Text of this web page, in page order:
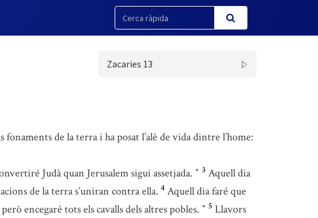
Zacaries 13
de la terra i ha posat l’alè de vida dintre l’home:
Judà quan Jerusalem sigui assetjada. * 3 Aquell dia
de la terra s’uniran contra ella. 4 Aquell dia faré que
encegaré tots els cavalls dels altres pobles. * 5 Llavors